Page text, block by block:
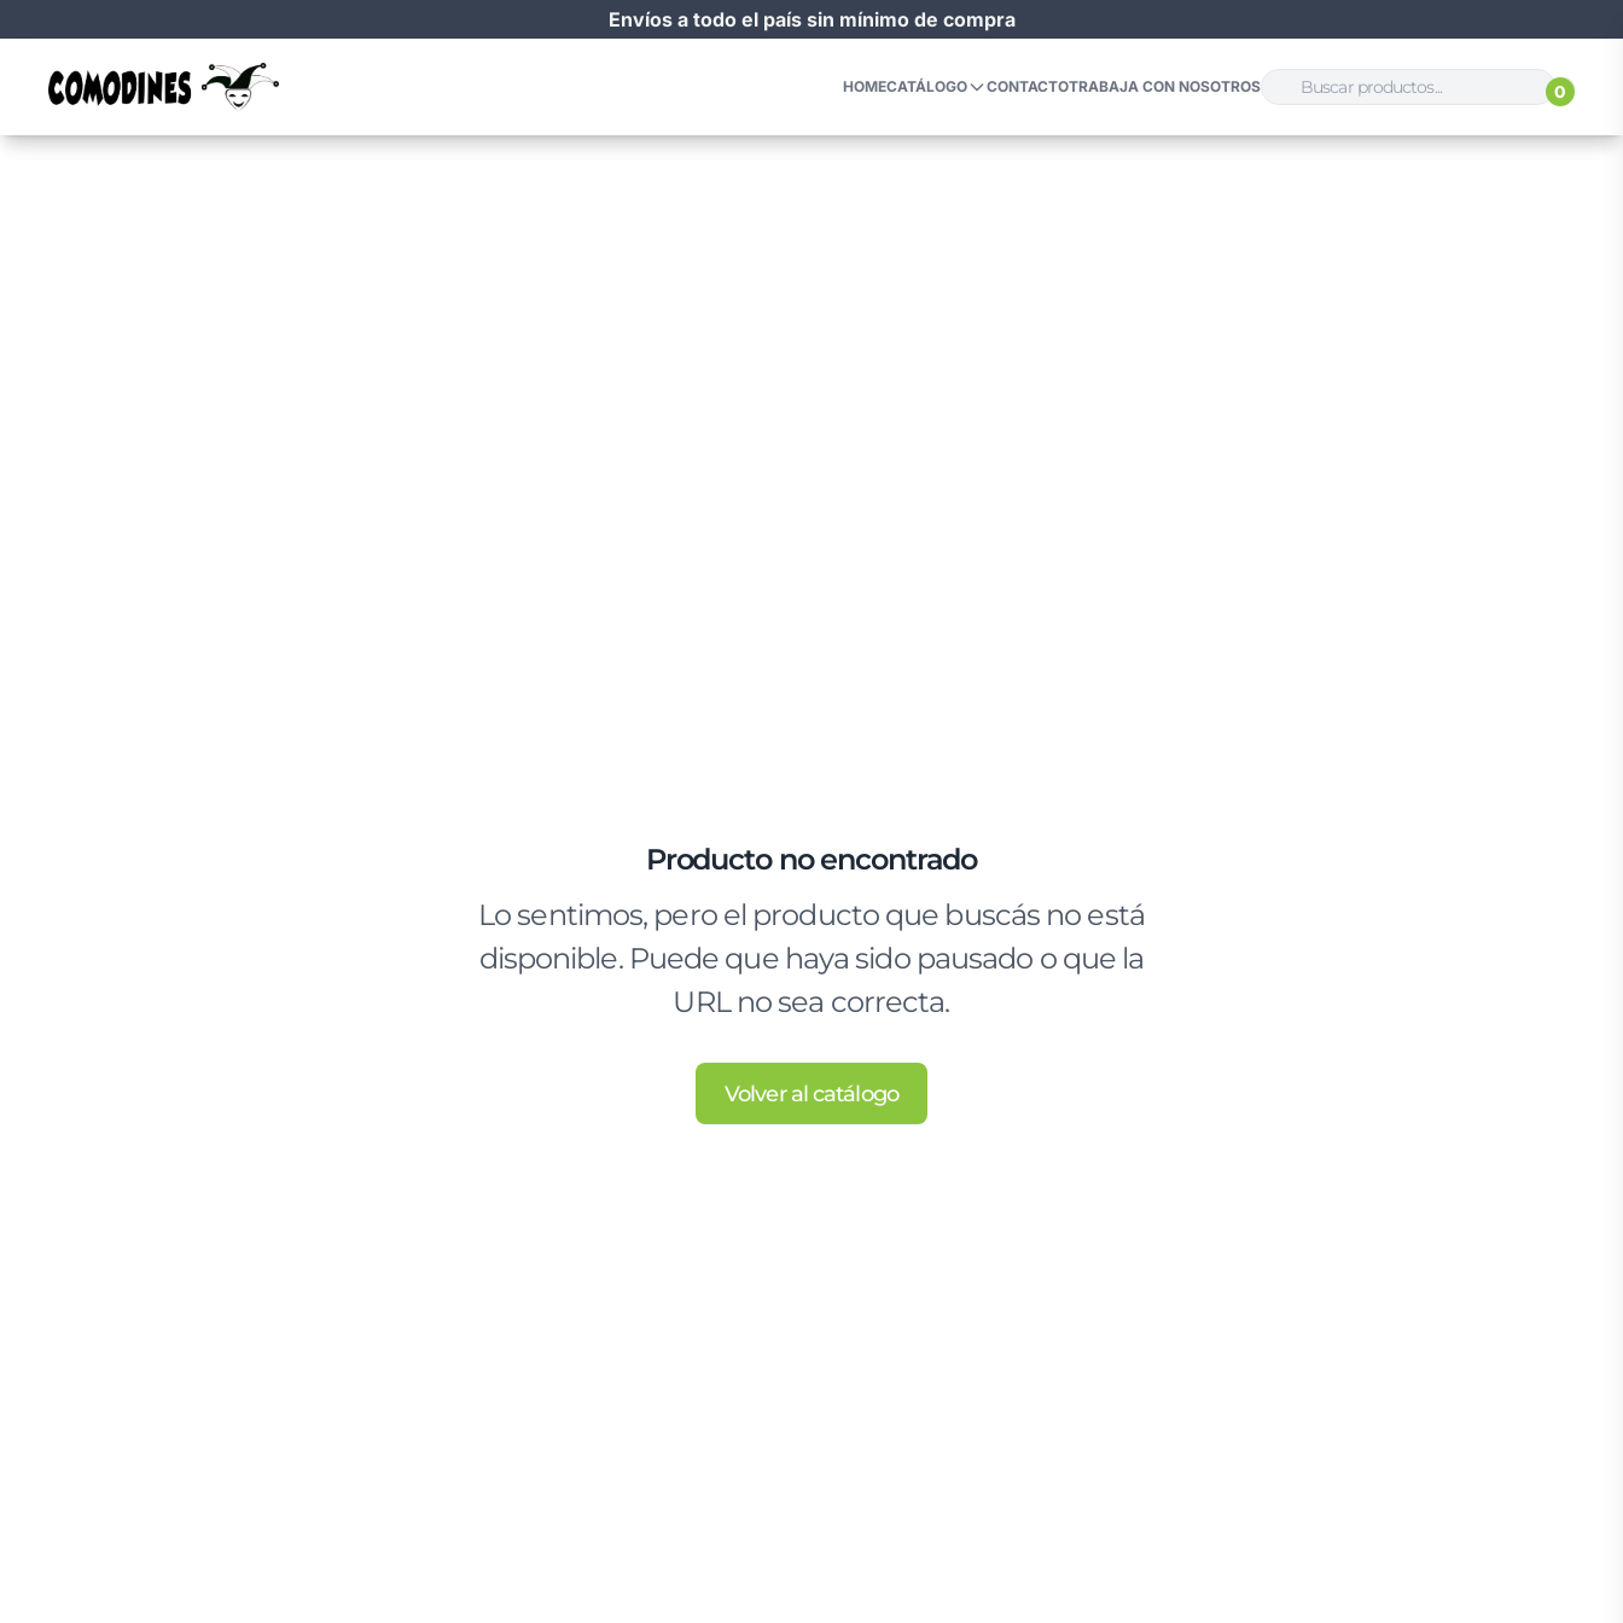
Envíos a todo el país sin mínimo de compra
HOMECATÁLOGO CONTACTOTRABAJA CON NOSOTROS 0
Producto no encontrado
Lo sentimos, pero el producto que buscás no está
disponible. Puede que haya sido pausado o que la
URL no sea correcta.
Volver al catálogo